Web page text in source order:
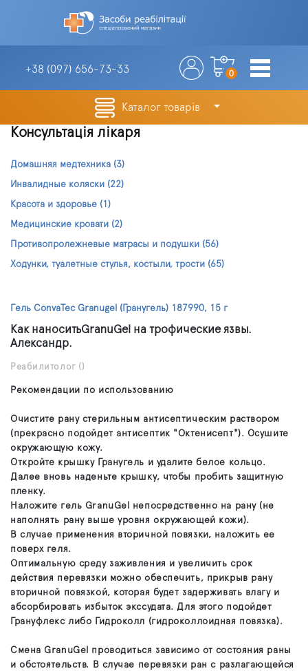
+38 (097) 656-73-33 0
Каталог товарів
Консультація лікаря
Домашняя медтехника (3)
Инвалидные коляски (22)
Красота и здоровье (1)
Медицинские кровати (2)
Противопролежневые матрасы и подушки (56)
Ходунки, туалетные стулья, костыли, трости (65)
Гель ConvaTec Granugel (Гранугель) 187990, 15 г
Как наноситьGranuGel на трофические язвы.
Александр.
Реабилитолог ()
Рекомендации по использованию
Очистите рану стерильным антисептическим раствором
(прекрасно подойдет антисептик "Октенисепт"). Осушите
окружающую кожу.
Откройте крышку Гранугель и удалите белое кольцо.
Далее вновь наденьте крышку, чтобы пробить защитную
пленку.
Наложите гель GranuGel непосредственно на рану (не
наполнять рану выше уровня окружающей кожи).
В случае применения вторичной повязки, наложить ее
поверх геля.
Оптимальную среду заживления и увеличить срок
действия перевязки можно обеспечить, прикрыв рану
вторичной повязкой, которая будет задерживать влагу и
абсорбировать избыток экссудата. Для этого подойдет
Грануфлекс либо Гидроколл (гидроколлоидная повязка).
Смена GranuGel проводиться зависимо от состояния раны
и обстоятельств. В случае перевязки ран с разлагающейся